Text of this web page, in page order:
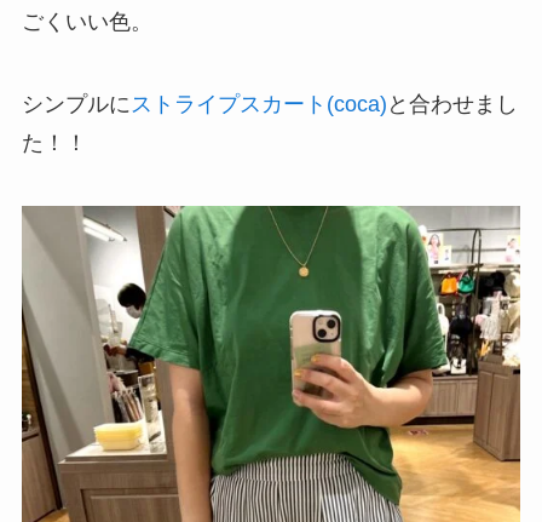
ごくいい色。
シンプルに ストライプスカート(coca) と合わせまし
た！！